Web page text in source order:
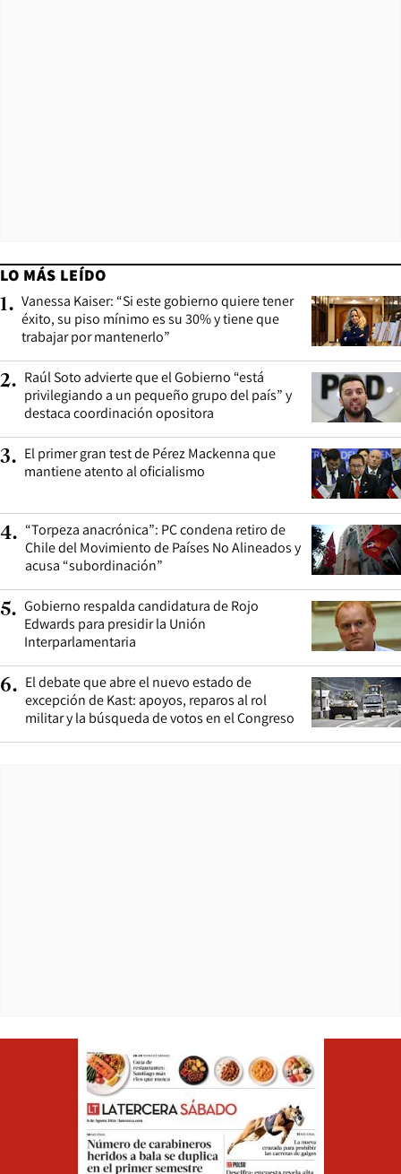
LO MÁS LEÍDO
1. Vanessa Kaiser: “Si este gobierno quiere tener
éxito, su piso mínimo es su 30% y tiene que
trabajar por mantenerlo”
2. Raúl Soto advierte que el Gobierno “está
privilegiando a un pequeño grupo del país” y
destaca coordinación opositora
3. El primer gran test de Pérez Mackenna que
mantiene atento al oficialismo
4. “Torpeza anacrónica”: PC condena retiro de
Chile del Movimiento de Países No Alineados y
acusa “subordinación”
5. Gobierno respalda candidatura de Rojo
Edwards para presidir la Unión
Interparlamentaria
6. El debate que abre el nuevo estado de
excepción de Kast: apoyos, reparos al rol
militar y la búsqueda de votos en el Congreso